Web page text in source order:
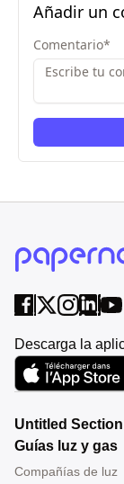
Añadir un
Comentario*
Descarga la
Untitled Section
Guías luz y gas
Compañías de luz